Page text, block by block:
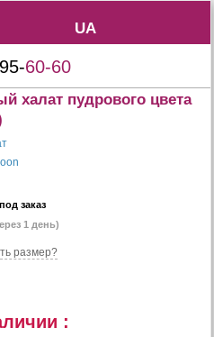
UA
UA
60-60
халат пудрового цвета
заказ
1 день)
размер?
: